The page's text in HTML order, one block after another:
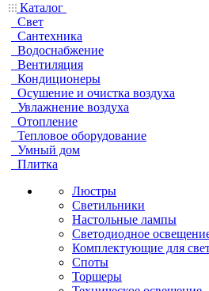
Каталог
Свет
Сантехника
Водоснабжение
Вентиляция
Кондиционеры
Осушение и очистка воздуха
Увлажнение воздуха
Отопление
Тепловое оборудование
Умный дом
Плитка
Люстры
Светильники
Настольные лампы
Светодиодное
Комплектующие для
Споты
Торшеры